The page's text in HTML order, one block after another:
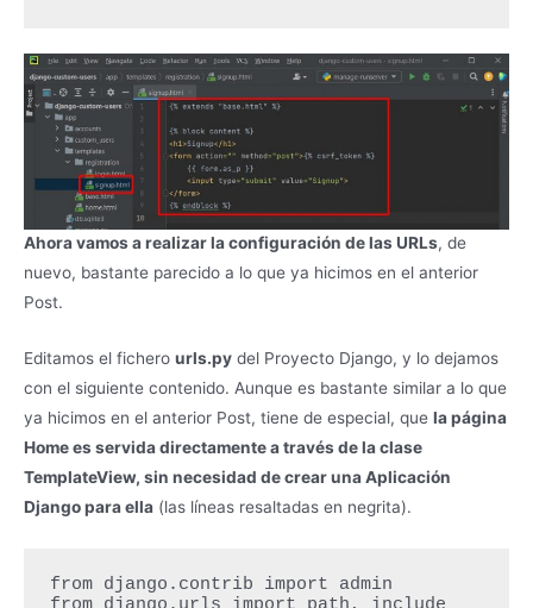
Ahora vamos a realizar la configuración de las URLs, de
nuevo, bastante parecido a lo que ya hicimos en el anterior
Post.
Editamos el fichero urls.py del Proyecto Django, y lo dejamos
con el siguiente contenido. Aunque es bastante similar a lo que
ya hicimos en el anterior Post, tiene de especial, que la página
Home es servida directamente a través de la clase
TemplateView, sin necesidad de crear una Aplicación
Django para ella (las líneas resaltadas en negrita).
from django.contrib import admin